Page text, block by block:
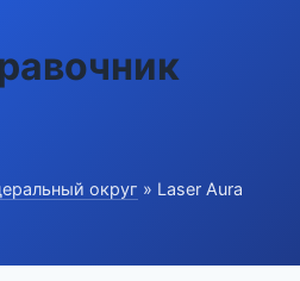
округ » Laser Aura